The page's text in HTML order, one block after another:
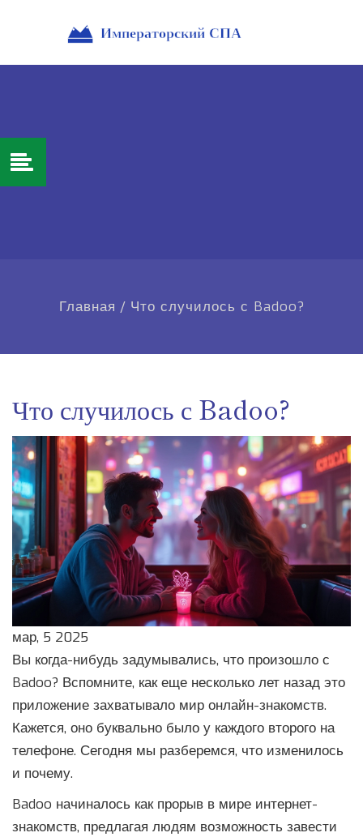
Главная / Что случилось с Badoo?
Что случилось с Badoo?
мар, 5 2025
Вы когда-нибудь задумывались, что произошло с
Badoo? Вспомните, как еще несколько лет назад это
приложение захватывало мир онлайн-знакомств.
Кажется, оно буквально было у каждого второго на
телефоне. Сегодня мы разберемся, что изменилось
и почему.
Badoo начиналось как прорыв в мире интернет-
знакомств, предлагая людям возможность завести